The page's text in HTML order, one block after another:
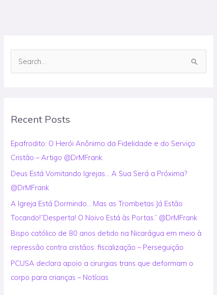
c
f
o
r
:
Recent Posts
Epafrodito: O Herói Anônimo da Fidelidade e do Serviço
Cristão – Artigo @DrMFrank
Deus Está Vomitando Igrejas… A Sua Será a Próxima?
@DrMFrank
A Igreja Está Dormindo… Mas as Trombetas Já Estão
Tocando!”Desperta! O Noivo Está às Portas.” @DrMFrank
Bispo católico de 80 anos detido na Nicarágua em meio à
repressão contra cristãos: fiscalização – Perseguição
PCUSA declara apoio a cirurgias trans que deformam o
corpo para crianças – Notícias